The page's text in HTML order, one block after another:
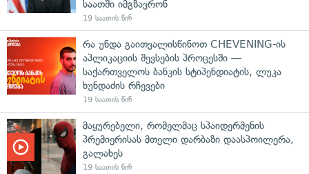
საათში იმგზავრონ
19 საათის წინ
რა უნდა გაითვალისწინოთ CHEVENING-ის
აპლიკაციის შევსების პროცესში —
საქართველოს ბანკის სტიპენდიატის, ლუკა
ხუნდაძის რჩევები
19 საათის წინ
მაყურებელი, რომელმაც სპაიდერმენის
პრემიერისას მთელი დარბაზი დაასპოილერა,
გალახეს
19 საათის წინ